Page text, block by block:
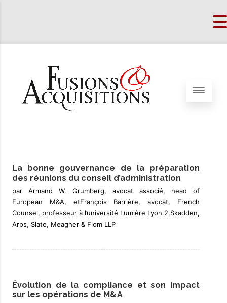
La bonne gouvernance de la préparation
des réunions du conseil d’administration
par Armand W. Grumberg, avocat associé, head of
European M&A, etFrançois Barrière, avocat, French
Counsel, professeur à l’université Lumière Lyon 2,Skadden,
Arps, Slate, Meagher & Flom LLP
Évolution de la compliance et son impact
sur les opérations de M&A